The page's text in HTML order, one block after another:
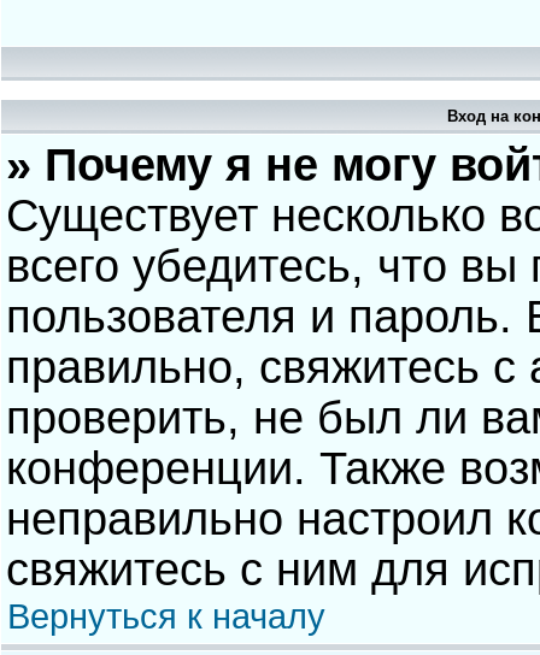
Вход на
» Почему я не могу
Существует несколько
всего убедитесь, что
пользователя и
правильно, свяжитесь
проверить, не был ли
конференции. Также
неправильно настроил
свяжитесь с ним для
Вернуться к началу